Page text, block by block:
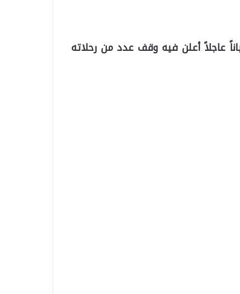
عاجلاً أعلن فيه وقف عدد من رحلاته